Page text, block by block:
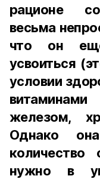
рационе
весьма
что он
усвоиться
условии
железом,
Однако
нужно в